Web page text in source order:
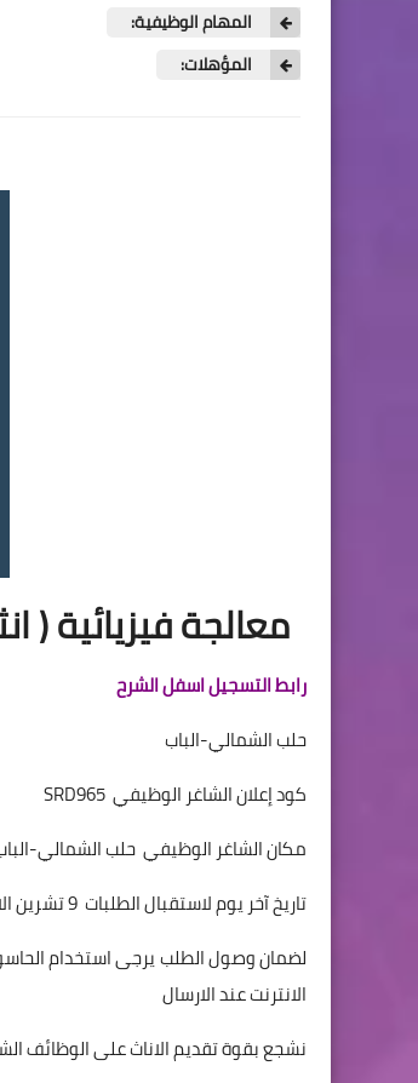
المهام الوظيفية:
المؤهلات:
معالجة فيزيائية (
رابط التسجيل اسفل الشرح
حلب الشمالي-الباب
كود إعلان الشاغر الوظيفي SRD965
مكان الشاغر الوظيفي حلب الشمالي-
تاريخ آخر يوم لاستقبال الطلبات 9 تشرين الاول 2020
لضمان وصول الطلب يرجى استخدام
الانترنت عند الارسال
نشجع بقوة تقديم الاناث على الوظائف